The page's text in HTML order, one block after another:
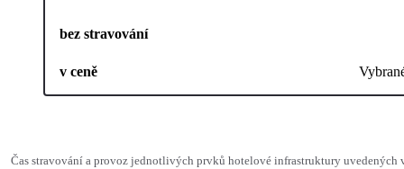
bez stravování
v ceně
Čas stravování a provoz jednotlivých prvků hotelové infrastruktury uvedených